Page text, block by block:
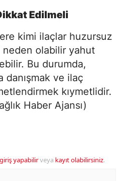
Edilmeli
kimi ilaçlar huzursuz
neden olabilir yahut
Bu durumda,
ve ilaç
kıymetlidir.
Haber Ajansı)
giriş yapabilirveya kayıt olabilirsiniz.